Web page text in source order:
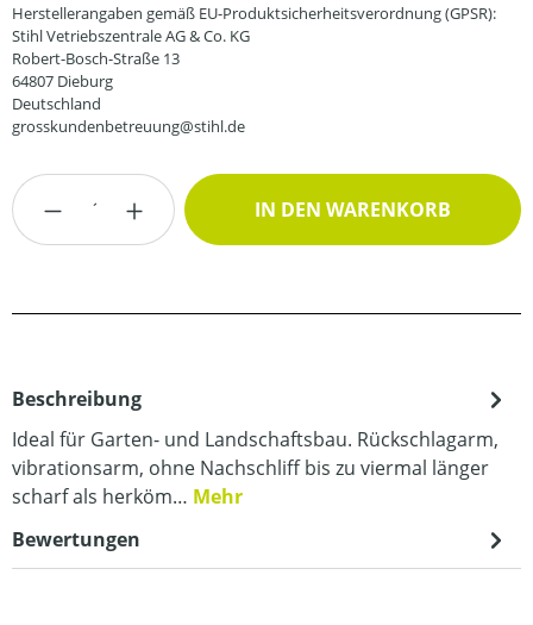
Herstellerangaben gemäß EU-Produktsicherheitsverordnung (GPSR):
Stihl Vetriebszentrale AG & Co. KG
Robert-Bosch-Straße 13
64807 Dieburg
Deutschland
grosskundenbetreuung@stihl.de
Produkt Anzahl: Gib den gewünschten
IN DEN WARENKORB
Beschreibung
Ideal für Garten- und Landschaftsbau. Rückschlagarm,
vibrationsarm, ohne Nachschliff bis zu viermal länger
scharf als herköm… Mehr
Bewertungen